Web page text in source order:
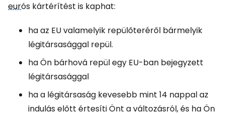
eurós kártérítést is kaphat:
ha az EU valamelyik repülőteréről bármelyik
légitársasággal repül.
ha Ön bárhová repül egy EU-ban bejegyzett
légitársasággal
ha a légitársaság kevesebb mint 14 nappal az
indulás előtt értesíti Önt a változásról, és ha Ön